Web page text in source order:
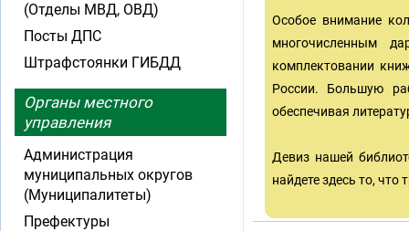
Особое внимание
многочисленным
комплектовании
России. Большую
обеспечивая
Девиз нашей
найдете здесь то, что
(Отделы МВД, ОВД)
Посты ДПС
Штрафстоянки ГИБДД
Органы местного
управления
Администрация
муниципальных округов
(Муниципалитеты)
Префектуры